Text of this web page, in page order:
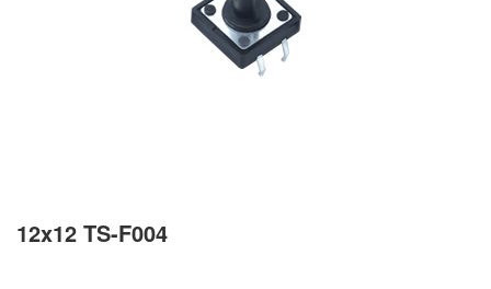
12x12 TS-F004